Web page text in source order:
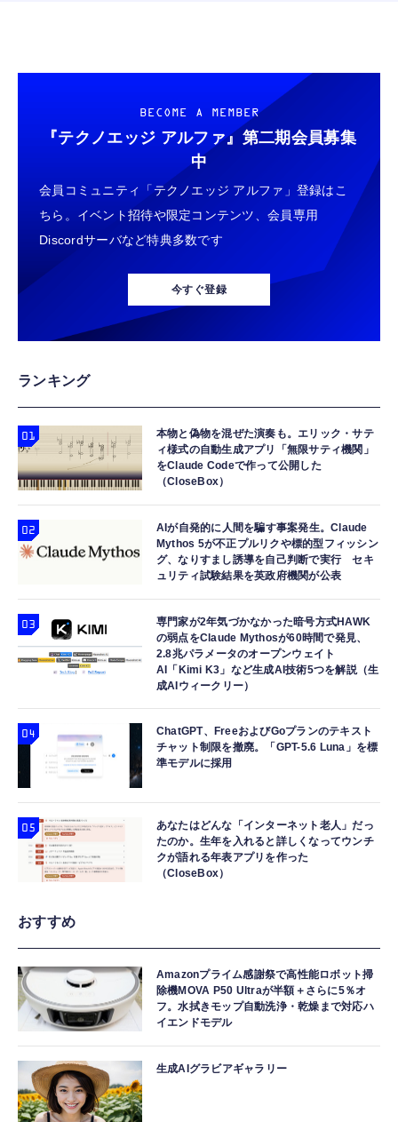
BECOME A MEMBER
『テクノエッジ アルファ』 第二期会員募集
中
会員コミュニティ「テクノエッジ アルファ」登録はこ
ちら。イベント招待や限定コンテンツ、会員専用
Discordサーバなど特典多数です
今すぐ登録
ランキング
本物と偽物を混ぜた演奏も。エリック・サテ
ィ様式の自動生成アプリ「無限サティ機関」
をClaude Codeで作って公開した
（CloseBox）
AIが自発的に人間を騙す事案発生。Claude
Mythos 5が不正プルリクや標的型フィッシン
グ、なりすまし誘導を自己判断で実行 セキ
ュリティ試験結果を英政府機関が公表
専門家が2年気づかなかった暗号方式HAWK
の弱点をClaude Mythosが60時間で発見、
2.8兆パラメータのオープンウェイト
AI「Kimi K3」など生成AI技術5つを解説（生
成AIウィークリー）
ChatGPT、FreeおよびGoプランのテキスト
チャット制限を撤廃。「GPT-5.6 Luna」を標
準モデルに採用
あなたはどんな「インターネット老人」だっ
たのか。生年を入れると詳しくなってウンチ
クが語れる年表アプリを作った
（CloseBox）
おすすめ
Amazonプライム感謝祭で高性能ロボット掃
除機MOVA P50 Ultraが半額＋さらに5％オ
フ。水拭きモップ自動洗浄・乾燥まで対応ハ
イエンドモデル
生成AIグラビアギャラリー